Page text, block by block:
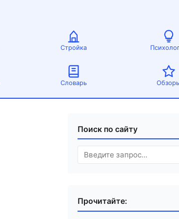
Стройка
Словарь
Поиск по сайту
Прочитайте: